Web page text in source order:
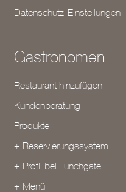
Datenschutz-Einstellungen
Gastronomen
Restaurant hinzufügen
Kundenberatung
Produkte
+ Reservierungssystem
+ Profil bei Lunchgate
+ Menü